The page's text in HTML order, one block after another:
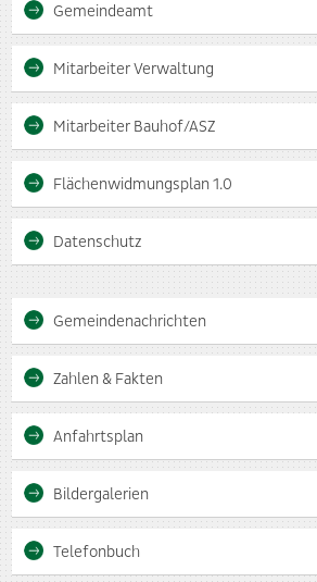
Gemeindeamt
Mitarbeiter Verwaltung
Mitarbeiter Bauhof/ASZ
Flächenwidmungsplan 1.0
Datenschutz
Gemeindenachrichten
Zahlen & Fakten
Anfahrtsplan
Bildergalerien
Telefonbuch